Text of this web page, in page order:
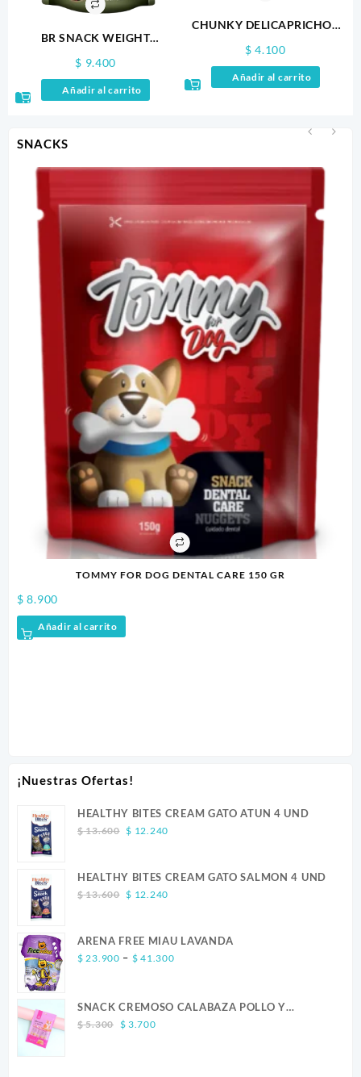
SNACKS
TOMMY FOR DOG DENTAL CARE 150 GR
$ 8.900
Añadir al carrito
¡Nuestras Ofertas!
HEALTHY BITES CREAM GATO ATUN 4 UND
$13.600 Original
$ 13.600.
$ 12.240Current
$ 12.240.
HEALTHY BITES CREAM GATO SALMON 4 UND
$13.600 Original
$ 13.600.
$ 12.240Current
$ 12.240.
ARENA FREE MIAU LAVANDA
$ 23.900 – $ 41.300Price
through
SNACK CREMOSO CALABAZA POLLO Y
SALMON CANINO X 5
$5.300
Original
$ 3.700Current
BR SNACK WEIGHT
$ 9.400
Añadir al carrito
CHUNKY DELICAPRICHOS
$ 4.100
Añadir al carrito